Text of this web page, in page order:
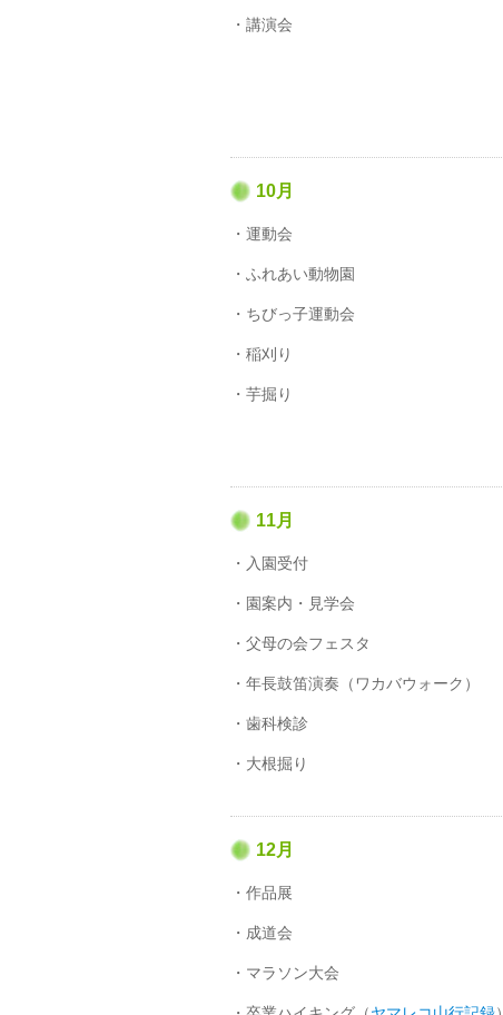
・講演会
10月
・運動会
・ふれあい動物園
・ちびっ子運動会
・稲刈り
・芋掘り
11月
・入園受付
・園案内・見学会
・父母の会フェスタ
・年長鼓笛演奏（ワカバウォーク）
・歯科検診
・大根掘り
12月
・作品展
・成道会
・マラソン大会